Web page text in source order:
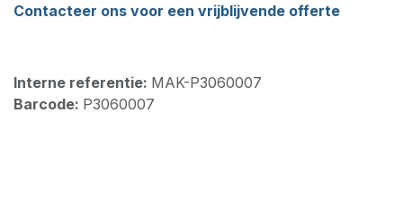
Contacteer ons voor een vrijblijvende offerte
Interne referentie: MAK-P3060007
Barcode: P3060007